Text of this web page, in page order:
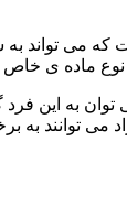
که می تواند
ی خاص
به این
به برخی